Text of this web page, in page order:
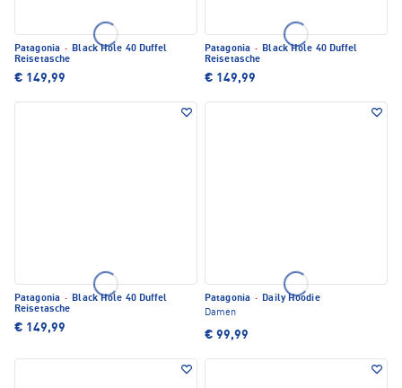
Patagonia · Black Hole 40 Duffel
Reisetasche
€ 149,99
Patagonia · Black Hole 40 Duffel
Reisetasche
€ 149,99
Patagonia · Black Hole 40 Duffel
Reisetasche
€ 149,99
Patagonia · Daily Hoodie
Damen
€ 99,99